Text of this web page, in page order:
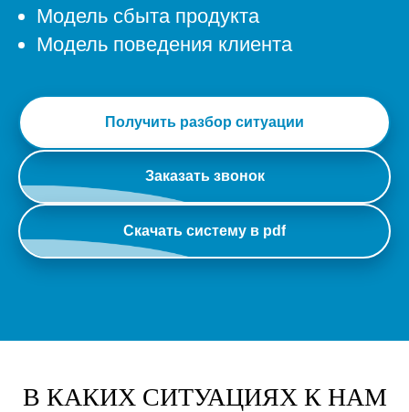
Модель сбыта продукта
Модель поведения клиента
Получить разбор ситуации
Заказать звонок
Скачать систему в pdf
В КАКИХ СИТУАЦИЯХ К НАМ